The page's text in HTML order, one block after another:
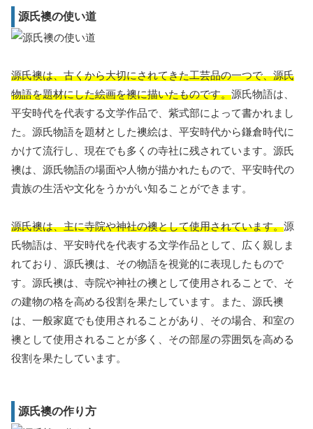
源氏襖の使い道
源氏襖は、古くから大切にされてきた工芸品の一つで、源氏
物語を題材にした絵画を襖に描いたものです。源氏物語は、
平安時代を代表する文学作品で、紫式部によって書かれまし
た。源氏物語を題材とした襖絵は、平安時代から鎌倉時代に
かけて流行し、現在でも多くの寺社に残されています。源氏
襖は、源氏物語の場面や人物が描かれたもので、平安時代の
貴族の生活や文化をうかがい知ることができます。
源氏襖は、主に寺院や神社の襖として使用されています。源
氏物語は、平安時代を代表する文学作品として、広く親しま
れており、源氏襖は、その物語を視覚的に表現したもので
す。源氏襖は、寺院や神社の襖として使用されることで、そ
の建物の格を高める役割を果たしています。また、源氏襖
は、一般家庭でも使用されることがあり、その場合、和室の
襖として使用されることが多く、その部屋の雰囲気を高める
役割を果たしています。
源氏襖の作り方